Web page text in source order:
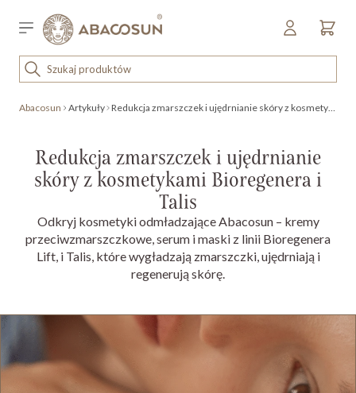
Sklep detaliczny
OUTLET
KOSMETYKI
Abacosun Artykuły Redukcja zmarszczek i ujędrnianie skóry z kosmetykami Bioregenera i Talis
Redukcja zmarszczek i ujędrnianie
skóry z kosmetykami Bioregenera i
Talis
Odkryj kosmetyki odmładzające Abacosun – kremy
przeciwzmarszczkowe, serum i maski z linii Bioregenera
Lift, i Talis, które wygładzają zmarszczki, ujędrniają i
regenerują skórę.